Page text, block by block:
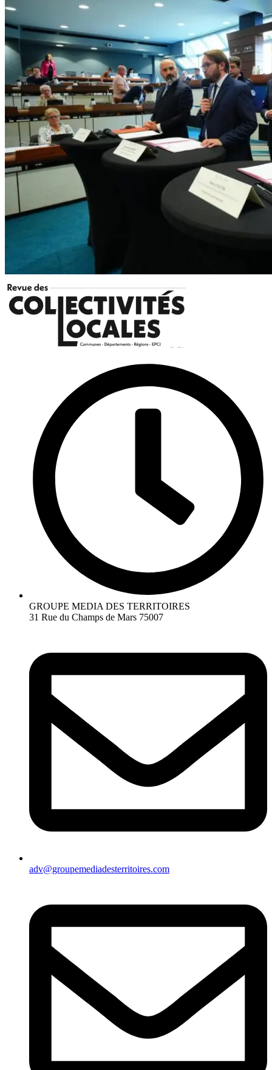
GROUPE MEDIA DES TERRITOIRES
31 Rue du Champs de Mars 75007
adv@groupemediadesterritoires.com